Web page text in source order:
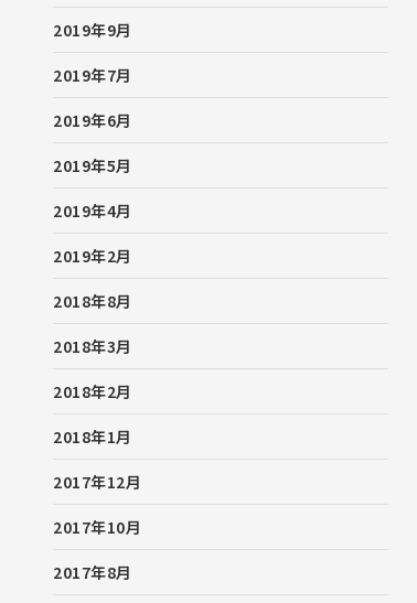
2019年9月
2019年7月
2019年6月
2019年5月
2019年4月
2019年2月
2018年8月
2018年3月
2018年2月
2018年1月
2017年12月
2017年10月
2017年8月